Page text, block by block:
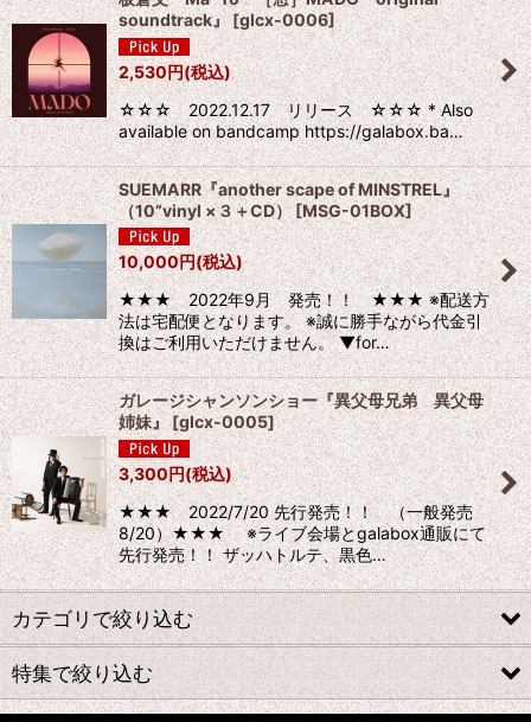
soundtrack』[glcx-0006]
2,530円(税込)
☆☆☆ 2022.12.17 リリース ☆☆☆ * Also
available on bandcamp https://galabox.ba…
SUEMARR『another scape of MINSTREL』
（10”vinyl ×３＋CD）[MSG-01BOX]
10,000円(税込)
★★★ 2022年9月 発売！！ ★★★ ※配送方
法は宅配便となります。 ※誠に勝手ながら代金引
換はご利用いただけません。 ▼for…
ガレージシャンソンショー『異父母兄弟 異父母
姉妹』[glcx-0005]
3,300円(税込)
★★★ 2022/7/20 先行発売！！ （一般発売
8/20）★★★ ※ライブ会場とgalabox通販にて
先行発売！！ ザッハトルテ、黒色…
カテゴリで絞り込む
CD
特集で絞り込む